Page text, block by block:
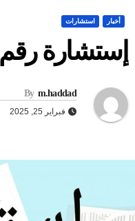
أخبار استشارات
رقم -4-
By m.haddad
فبراير 25, 2025